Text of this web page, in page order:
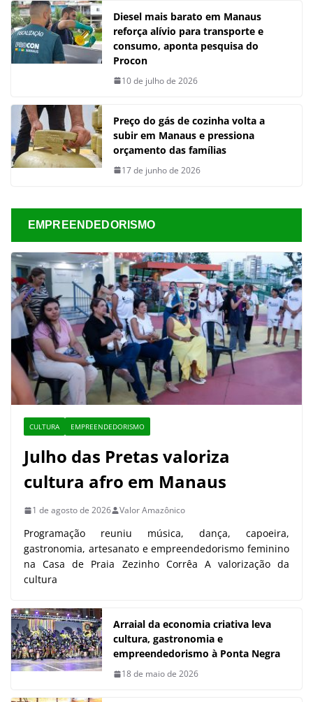
Diesel mais barato em Manaus
reforça alívio para transporte e
consumo, aponta pesquisa do
Procon
10 de julho de 2026
Preço do gás de cozinha volta a
subir em Manaus e pressiona
orçamento das famílias
17 de junho de 2026
EMPREENDEDORISMO
CULTURA EMPREENDEDORISMO
Julho das Pretas valoriza
cultura afro em Manaus
1 de agosto de 2026 Valor Amazônico
Programação reuniu música, dança, capoeira,
gastronomia, artesanato e empreendedorismo feminino
na Casa de Praia Zezinho Corrêa A valorização da
cultura
Arraial da economia criativa leva
cultura, gastronomia e
empreendedorismo à Ponta Negra
18 de maio de 2026